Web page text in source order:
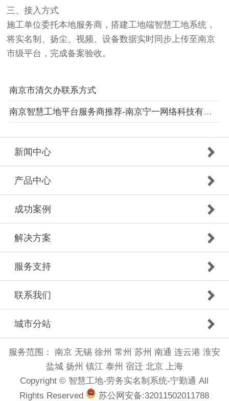
三、接入方式
施工单位委托本地服务商，搭建工地端智慧工地系统，
将实名制、扬尘、视频、设备数据实时同步上传至南京
市级平台，完成备案验收。
南京市清欠办联系方式
南京智慧工地平台服务商推荐-南京宁一网络科技有限公司
新闻中心
产品中心
成功案例
解决方案
服务支持
联系我们
城市分站
服务范围： 南京 无锡 徐州 常州 苏州 南通 连云港 淮安
盐城 扬州 镇江 泰州 宿迁 北京 上海
Copyright © 智慧工地-劳务实名制系统-宁勤通 All
Rights Reserved
苏公网安备:32011502011788